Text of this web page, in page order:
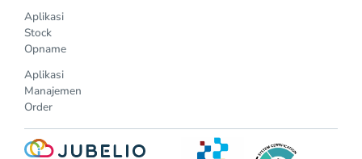
Aplikasi
Stock
Opname
Aplikasi
Manajemen
Order